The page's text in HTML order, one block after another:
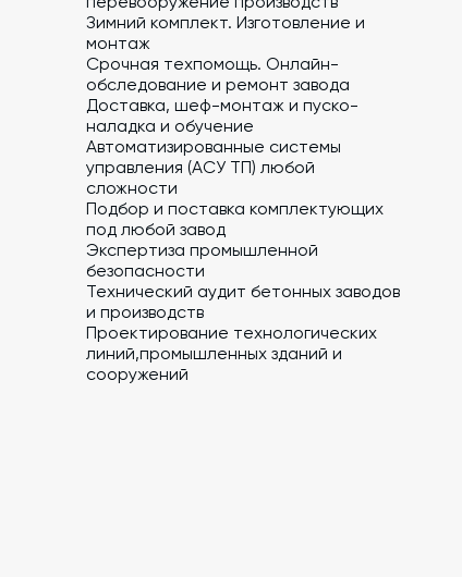
Зимний комплект. Изготовление и
монтаж
Срочная техпомощь. Онлайн-
обследование и ремонт завода
Доставка, шеф-монтаж и пуско-
наладка и обучение
Автоматизированные системы
управления (АСУ ТП) любой
сложности
Подбор и поставка комплектующих
под любой завод
Экспертиза промышленной
безопасности
Технический аудит бетонных заводов
и производств
Проектирование технологических
линий,промышленных зданий и
сооружений